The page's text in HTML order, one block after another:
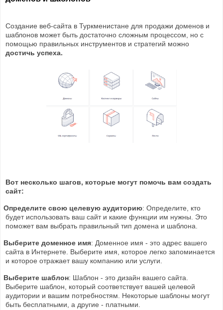
Создание веб-сайта в Туркменистане для продажи доменов и
шаблонов может быть достаточно сложным процессом, но с
помощью правильных инструментов и стратегий можно
достичь успеха.
Вот несколько шагов, которые могут помочь вам создать
сайт:
Определите свою целевую аудиторию: Определите, кто
будет использовать ваш сайт и какие функции им нужны. Это
поможет вам выбрать правильный тип домена и шаблона.
Выберите доменное имя: Доменное имя - это адрес вашего
сайта в Интернете. Выберите имя, которое легко запоминается
и которое отражает вашу компанию или услуги.
Выберите шаблон: Шаблон - это дизайн вашего сайта.
Выберите шаблон, который соответствует вашей целевой
аудитории и вашим потребностям. Некоторые шаблоны могут
быть бесплатными, а другие - платными.